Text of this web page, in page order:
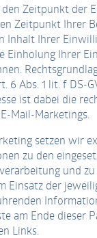
Zeitpunkt der
Zeitpunkt Ihrer
Inhalt Ihrer
Einholung Ihrer
6 Abs. 1 lit. f DS-
ist dabei die
Mail-Marketings.
setzen wir
zu den
und zu
Einsatz der
am Ende dieser
Links.